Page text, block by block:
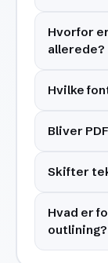
Hvorfor
allerede?
Hvilke
Bliver
Skifter
Hvad er
outlining?